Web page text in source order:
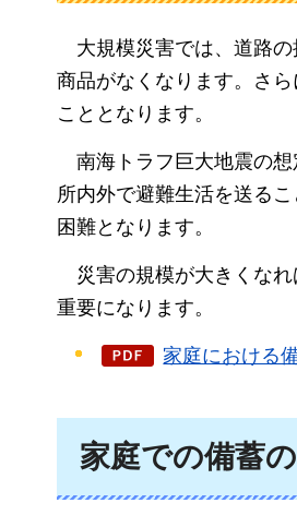
大規模災害では、道路
商品がなくなります。さ
こととなります。
南海トラフ 巨大地震の
所内外で避難生活を送る
困難となります。
災害の規模が大きくな
重要になります。
家庭における
家庭での備蓄